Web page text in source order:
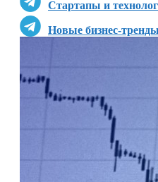
Стартапы и
Новые бизнес-тренды